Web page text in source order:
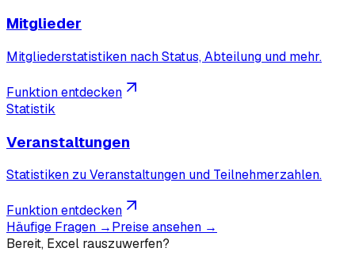
Mitglieder
Mitgliederstatistiken nach Status, Abteilung und mehr.
Funktion entdecken
Statistik
Veranstaltungen
Statistiken zu Veranstaltungen und Teilnehmerzahlen.
Funktion entdecken
Häufige Fragen →Preise ansehen →
Bereit, Excel rauszuwerfen?